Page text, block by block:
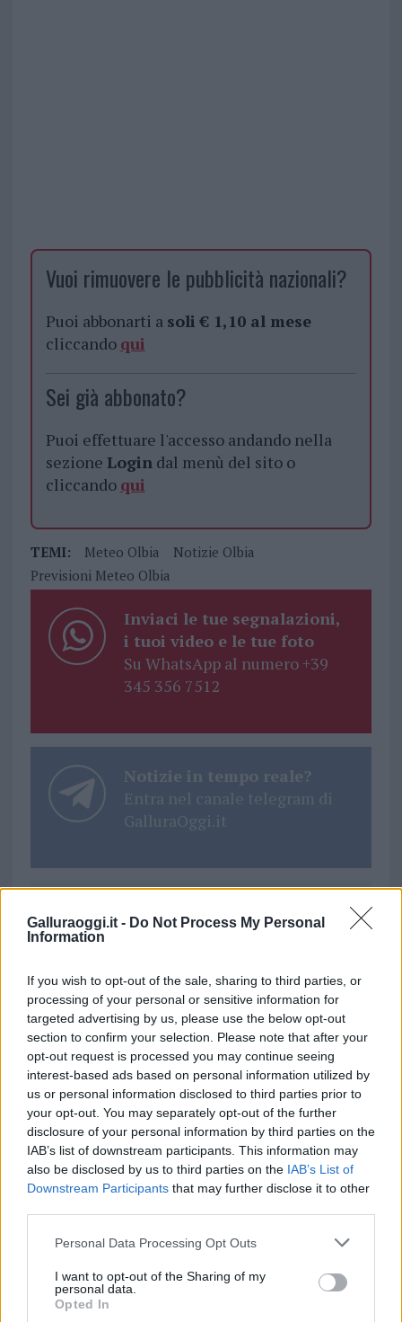
Galluraoggi.it - Do Not Process My Personal
Information
If you wish to opt-out of the sale, sharing to third parties, or
processing of your personal or sensitive information for
targeted advertising by us, please use the below opt-out
section to confirm your selection. Please note that after your
opt-out request is processed you may continue seeing
interest-based ads based on personal information utilized by
us or personal information disclosed to third parties prior to
your opt-out. You may separately opt-out of the further
disclosure of your personal information by third parties on the
IAB’s list of downstream participants. This information may
also be disclosed by us to third parties on the IAB’s List of
Downstream Participants that may further disclose it to other
Please note that this website/app uses one or more Google
not limited to your visit or usage behaviour. You may click to
grant or deny consent to Google and its third-party tags to
use your data for below specified purposes in below Google
Personal Data Processing Opt Outs
I want to opt-out of the Sharing of my
personal data.
Opted In
Vuoi rimuovere le pubblicità nazionali?
Puoi abbonarti a soli € 1,10 al mese
cliccando qui
Sei già abbonato?
Puoi effettuare l'accesso andando nella
sezione Logindal menù del sito o
cliccando qui
TEMI: Meteo Olbia
Notizie Olbia
Previsioni Meteo Olbia
Inviaci le tue segnalazioni,
i tuoi video e le tue foto
Su WhatsApp al numero +39
345 356 7512
Notizie in tempo reale?
Entra nel canale telegram di
GalluraOggi.it
Ricevi le nostre ultime news
daGoogle News
Condividi l'articolo
F
a
ce
b
o
o
k
T
w
it
te
r
Pi
n
te
re
st
W
h
at
s
A
p
p
S
h
a
re
Articolo precedente
Prossimo articolo
NOTIZIE RECENTI
Sangue, musica e solidarietà con Avis Olbia al